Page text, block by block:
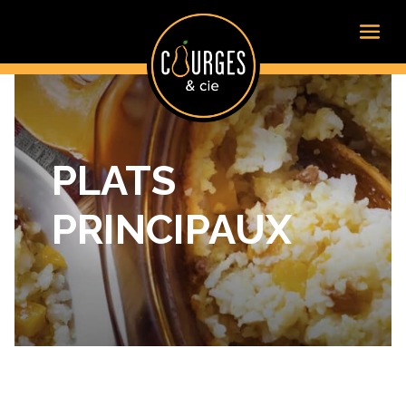
PLATS
PRINCIPAUX